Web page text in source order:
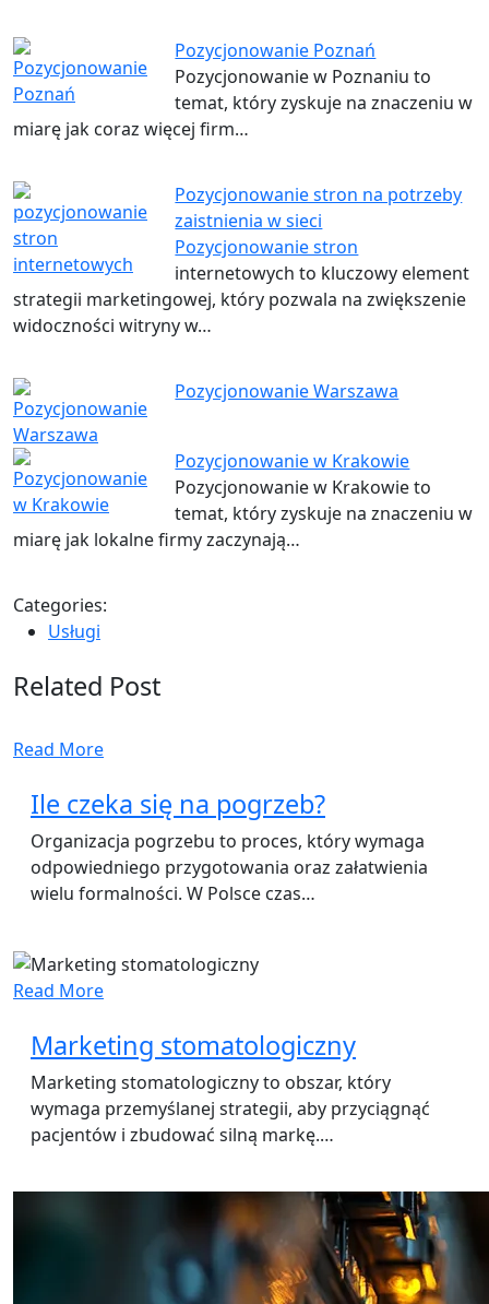
Pozycjonowanie Poznań
Pozycjonowanie w Poznaniu to
temat, który zyskuje na znaczeniu w
miarę jak coraz więcej firm…
Pozycjonowanie stron na potrzeby
zaistnienia w sieci
Pozycjonowanie stron
internetowych to kluczowy element
strategii marketingowej, który pozwala na zwiększenie
widoczności witryny w…
Pozycjonowanie Warszawa
Pozycjonowanie w Krakowie
Pozycjonowanie w Krakowie to
temat, który zyskuje na znaczeniu w
miarę jak lokalne firmy zaczynają…
Categories:
Usługi
Related Post
Read More
Ile czeka się na pogrzeb?
Organizacja pogrzebu to proces, który wymaga
odpowiedniego przygotowania oraz załatwienia
wielu formalności. W Polsce czas…
Read More
Marketing stomatologiczny
Marketing stomatologiczny to obszar, który
wymaga przemyślanej strategii, aby przyciągnąć
pacjentów i zbudować silną markę.…